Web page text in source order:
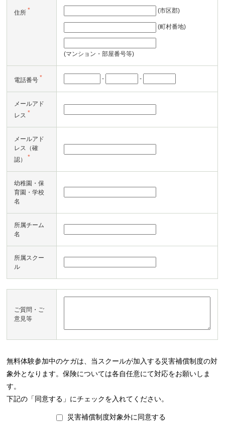
住所 * (市区郡)
(町村番地)
(マンション・部屋番号等)
電話番号 * - -
メールアド
レス *
メールアド
レス（確
認） *
幼稚園・保
育園・学校
名
所属チーム
名
所属スクー
ル
ご質問・ご
意見等
無料体験参加中のケガは、当スクールが加入する災害補償制度の対
象外となります。保険については各自任意にて対応をお願いしま
す。
下記の「同意する」にチェックを入れてください。
災害補償制度対象外に同意する